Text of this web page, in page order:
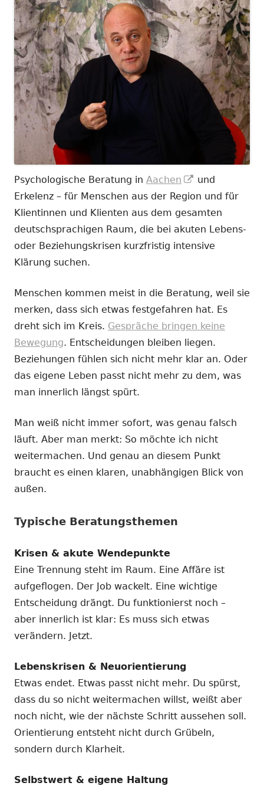
Psychologische Beratung in Aachen
In
neuem
Fenster
öffnen
und
Erkelenz – für Menschen aus der Region und für
Klientinnen und Klienten aus dem gesamten
deutschsprachigen Raum, die bei akuten Lebens-
oder Beziehungskrisen kurzfristig intensive
Klärung suchen.
Menschen kommen meist in die Beratung, weil sie
merken, dass sich etwas festgefahren hat. Es
dreht sich im Kreis. Gespräche bringen keine
Bewegung. Entscheidungen bleiben liegen.
Beziehungen fühlen sich nicht mehr klar an. Oder
das eigene Leben passt nicht mehr zu dem, was
man innerlich längst spürt.
Man weiß nicht immer sofort, was genau falsch
läuft. Aber man merkt: So möchte ich nicht
weitermachen. Und genau an diesem Punkt
braucht es einen klaren, unabhängigen Blick von
außen.
Typische Beratungsthemen
Krisen & akute Wendepunkte
Eine Trennung steht im Raum. Eine Affäre ist
aufgeflogen. Der Job wackelt. Eine wichtige
Entscheidung drängt. Du funktionierst noch –
aber innerlich ist klar: Es muss sich etwas
verändern. Jetzt.
Lebenskrisen & Neuorientierung
Etwas endet. Etwas passt nicht mehr. Du spürst,
dass du so nicht weitermachen willst, weißt aber
noch nicht, wie der nächste Schritt aussehen soll.
Orientierung entsteht nicht durch Grübeln,
sondern durch Klarheit.
Selbstwert & eigene Haltung